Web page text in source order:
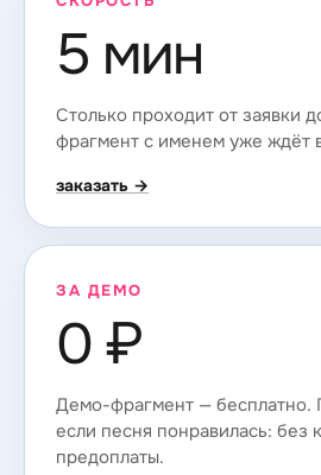
5 мин
Столько проходит от заявки
фрагмент с именем уже ждёт
заказать →
ЗА ДЕМО
0 ₽
Демо-фрагмент — бесплатно.
если песня понравилась: без
предоплаты.